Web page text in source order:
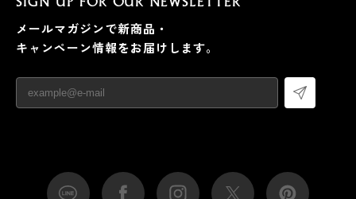
SIGN UP FOR OUR NEWSLETTER
メールマガジンで新商品・
キャンペーン情報をお届けします。